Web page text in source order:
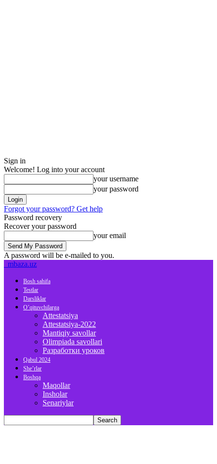
Sign in
Welcome! Log into your account
your username
your password
Forgot your password? Get help
Password recovery
Recover your password
your email
A password will be e-mailed to you.
mbaza.uz
Bosh sahifa
Testlar
Darsliklar
O’qituvchilarga
Attestatsiya
Attestatsiya-2022
Mantiqiy savollar
Olimpiada savollari
Разработки уроков
Qabul 2024
She’rlar
Boshqa
Maqollar
Insholar
Senariylar